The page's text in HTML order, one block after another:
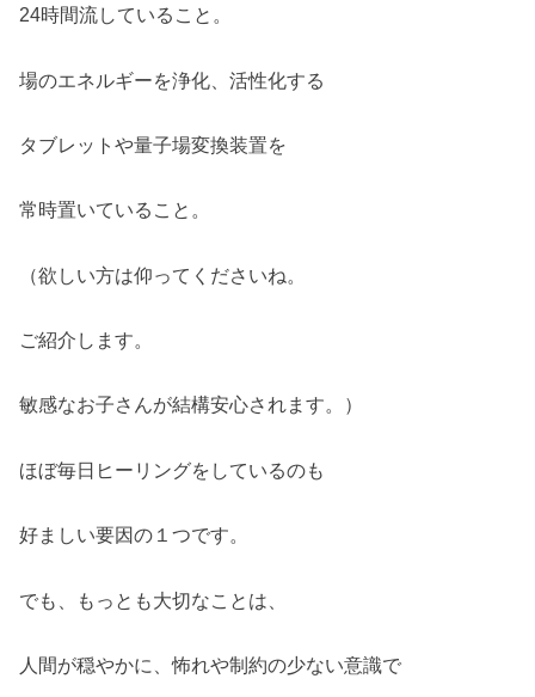
24時間流していること。
場のエネルギーを浄化、活性化する
タブレットや量子場変換装置を
常時置いていること。
（欲しい方は仰ってくださいね。
ご紹介します。
敏感なお子さんが結構安心されます。）
ほぼ毎日ヒーリングをしているのも
好ましい要因の１つです。
でも、もっとも大切なことは、
人間が穏やかに、怖れや制約の少ない意識で